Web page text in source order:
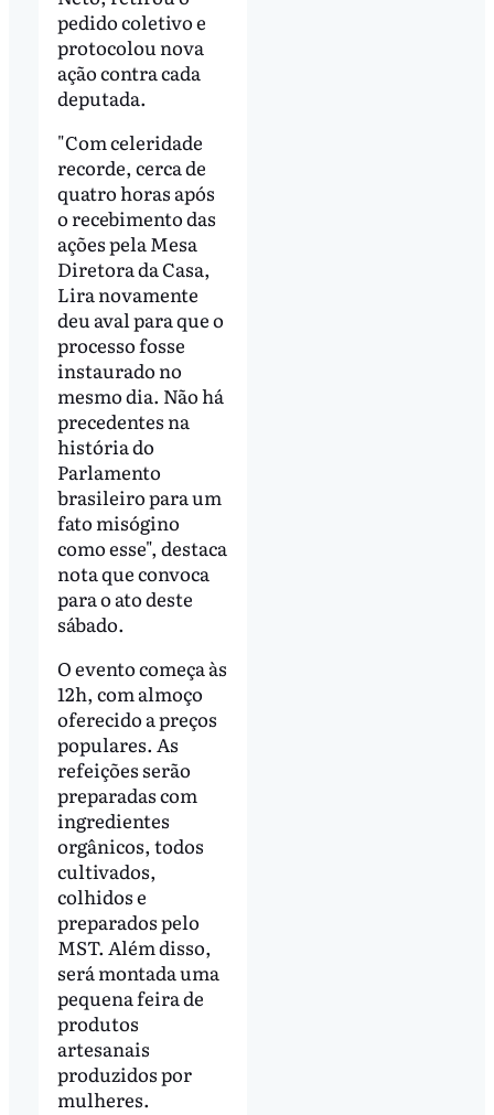
pedido coletivo e
protocolou nova
ação contra cada
deputada.
"Com celeridade
recorde, cerca de
quatro horas após
o recebimento das
ações pela Mesa
Diretora da Casa,
Lira novamente
deu aval para que o
processo fosse
instaurado no
mesmo dia. Não há
precedentes na
história do
Parlamento
brasileiro para um
fato misógino
como esse", destaca
nota que convoca
para o ato deste
sábado.
O evento começa às
12h, com almoço
oferecido a preços
populares. As
refeições serão
preparadas com
ingredientes
orgânicos, todos
cultivados,
colhidos e
preparados pelo
MST. Além disso,
será montada uma
pequena feira de
produtos
artesanais
produzidos por
mulheres.